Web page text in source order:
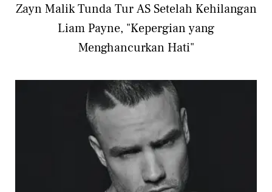
Zayn Malik Tunda Tur AS Setelah Kehilangan
Liam Payne, "Kepergian yang
Menghancurkan Hati"